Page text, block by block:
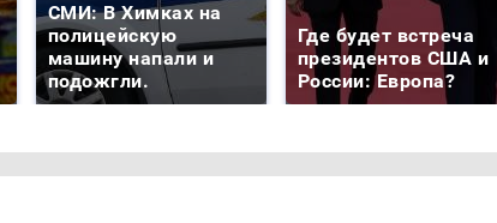
СМИ: В Химках на
полицейскую
машину напали и
подожгли.
Где будет встреча
президентов США и
России: Европа?